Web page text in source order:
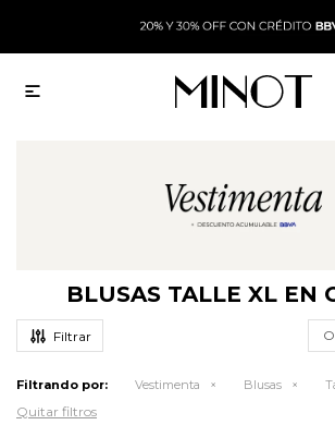

BLUSAS TALLE XL EN
Filtrando por: Vestimenta Blusas
Quitar filtros